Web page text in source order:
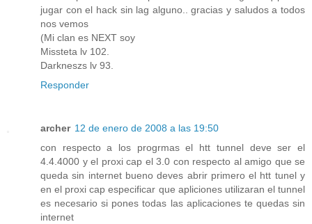
jugar con el hack sin lag alguno.. gracias y saludos a todos
nos vemos
(Mi clan es NEXT soy
Missteta lv 102.
Darkneszs lv 93.
Responder
archer 12 de enero de 2008 a las 19:50
con respecto a los progrmas el htt tunnel deve ser el
4.4.4000 y el proxi cap el 3.0 con respecto al amigo que se
queda sin internet bueno deves abrir primero el htt tunel y
en el proxi cap especificar que apliciones utilizaran el tunnel
es necesario si pones todas las aplicaciones te quedas sin
internet